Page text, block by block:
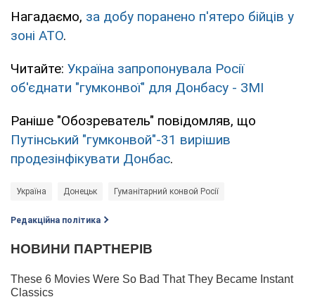
Нагадаємо, за добу поранено п'ятеро бійців у
зоні АТО.
Читайте: Україна запропонувала Росії
об'єднати "гумконвої" для Донбасу - ЗМІ
Раніше "Обозреватель" повідомляв, що
Путінський "гумконвой"-31 вирішив
продезінфікувати Донбас.
Україна Донецьк Гуманітарний конвой Росії
Редакційна політика